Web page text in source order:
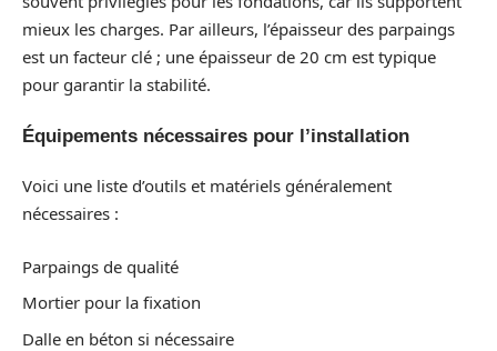
mieux les charges. Par ailleurs, l’épaisseur des parpaings
est un facteur clé ; une épaisseur de 20 cm est typique
pour garantir la stabilité.
Équipements nécessaires pour l’installation
Voici une liste d’outils et matériels généralement
nécessaires :
Parpaings de qualité
Mortier pour la fixation
Dalle en béton si nécessaire